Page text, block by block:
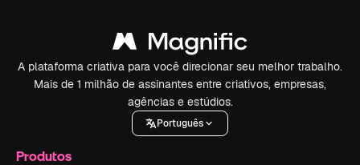
A plataforma criativa para você direcionar seu melhor trabalho.
Mais de 1 milhão de assinantes entre criativos, empresas,
agências e estúdios.
Português
Produtos